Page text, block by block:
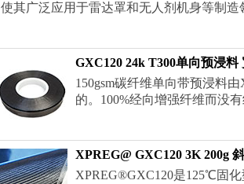
使其广泛应用于雷达罩和无人剂机身等制造
GXC120 24k T300单向预浸料
150gsm碳纤维单向带预浸料
的。100%经向增强纤维而没有
XPREG@ GXC120 3K 200g
XPREG®GXC120是125℃固